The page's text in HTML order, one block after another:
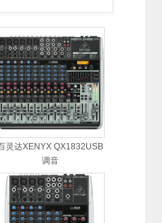
灵达XENYX QX1832USB
调音